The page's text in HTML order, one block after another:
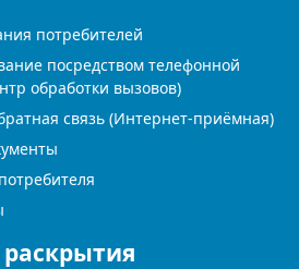
потребителей
посредством телефонной
обработки вызовов)
связь (Интернет-приёмная)